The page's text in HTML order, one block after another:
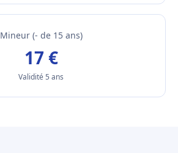
Mineur (- de 15 ans)
17 €
Validité 5 ans